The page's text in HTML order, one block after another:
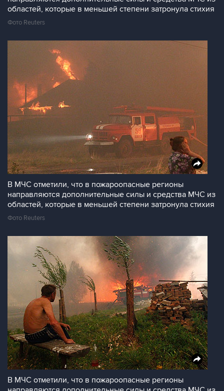
областей, которые в меньшей степени затронула стихия
Фото Reuters
В МЧС отметили, что в пожароопасные регионы
направляются дополнительные силы и средства МЧС из
областей, которые в меньшей степени затронула стихия
Фото Reuters
В МЧС отметили, что в пожароопасные регионы